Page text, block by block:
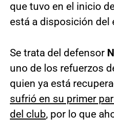
que tuvo en el inicio
está a disposición del
Se trata del defensor
uno de los refuerzos
quien ya está
sufrió en su primer
del club, por lo que